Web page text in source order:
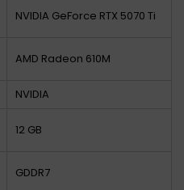
NVIDIA GeForce RTX 5070 Ti
AMD Radeon 610M
NVIDIA
12 GB
GDDR7